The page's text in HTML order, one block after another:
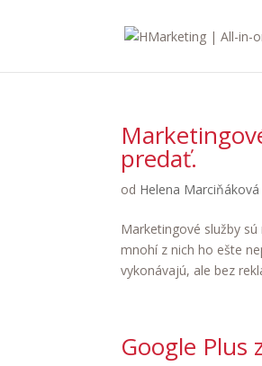
predať.
od Helena Marciňáková
Marketingové služby
mnohí z nich ho ešte
vykonávajú, ale bez
Google Plus